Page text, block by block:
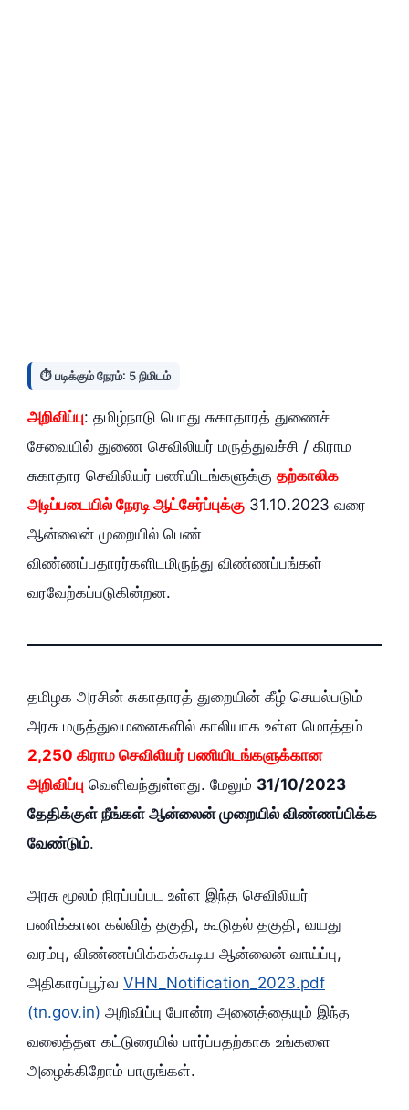
⏱️ படிக்கும் நேரம்: 5 நிமிடம்
அறிவிப்பு: தமிழ்நாடு பொது சுகாதாரத் துணைச்
சேவையில் துணை செவிலியர் மருத்துவச்சி / கிராம
சுகாதார செவிலியர் பணியிடங்களுக்கு தற்காலிக
அடிப்படையில் நேரடி ஆட்சேர்ப்புக்கு 31.10.2023 வரை
ஆன்லைன் முறையில் பெண்
விண்ணப்பதாரர்களிடமிருந்து விண்ணப்பங்கள்
வரவேற்கப்படுகின்றன.
தமிழக அரசின் சுகாதாரத் துறையின் கீழ் செயல்படும்
அரசு மருத்துவமனைகளில் காலியாக உள்ள மொத்தம்
2,250 கிராம செவிலியர் பணியிடங்களுக்கான
அறிவிப்பு வெளிவந்துள்ளது. மேலும் 31/10/2023
தேதிக்குள் நீங்கள் ஆன்லைன் முறையில் விண்ணப்பிக்க
வேண்டும்.
அரசு மூலம் நிரப்பப்பட உள்ள இந்த செவிலியர்
பணிக்கான கல்வித் தகுதி, கூடுதல் தகுதி, வயது
வரம்பு, விண்ணப்பிக்கக்கூடிய ஆன்லைன் வாய்ப்பு,
அதிகாரப்பூர்வ VHN_Notification_2023.pdf
(tn.gov.in) அறிவிப்பு போன்ற அனைத்தையும் இந்த
வலைத்தள கட்டுரையில் பார்ப்பதற்காக உங்களை
அழைக்கிறோம் பாருங்கள்.